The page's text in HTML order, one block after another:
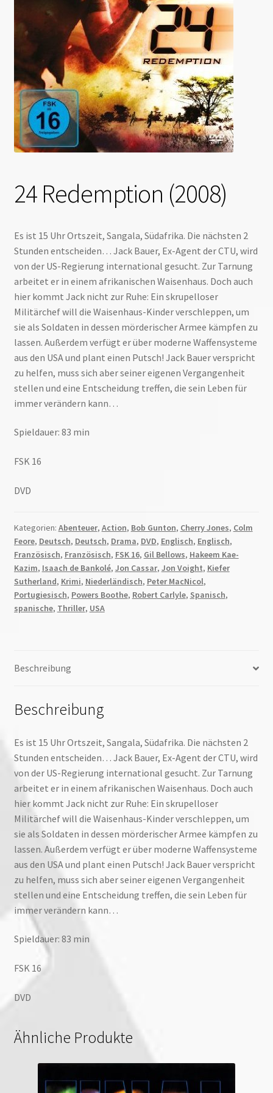
24 Redemption (2008)
Es ist 15 Uhr Ortszeit, Sangala, Südafrika. Die nächsten 2
Stunden entscheiden… Jack Bauer, Ex-Agent der CTU, wird
von der US-Regierung international gesucht. Zur Tarnung
arbeitet er in einem afrikanischen Waisenhaus. Doch auch
hier kommt Jack nicht zur Ruhe: Ein skrupelloser
Militärchef will die Waisenhaus-Kinder verschleppen, um
sie als Soldaten in dessen mörderischer Armee kämpfen zu
lassen. Außerdem verfügt er über moderne Waffensysteme
aus den USA und plant einen Putsch! Jack Bauer verspricht
zu helfen, muss sich aber seiner eigenen Vergangenheit
stellen und eine Entscheidung treffen, die sein Leben für
immer verändern kann…
Spieldauer: 83 min
FSK 16
DVD
Kategorien: Abenteuer, Action, Bob Gunton, Cherry Jones, Colm
Feore, Deutsch, Deutsch, Drama, DVD, Englisch, Englisch,
Französisch, Französisch, FSK 16, Gil Bellows, Hakeem Kae-
Kazim, Isaach de Bankolé, Jon Cassar, Jon Voight, Kiefer
Sutherland, Krimi, Niederländisch, Peter MacNicol,
Portugiesisch, Powers Boothe, Robert Carlyle, Spanisch,
spanische, Thriller, USA
Beschreibung
Beschreibung
Es ist 15 Uhr Ortszeit, Sangala, Südafrika. Die nächsten 2
Stunden entscheiden… Jack Bauer, Ex-Agent der CTU, wird
von der US-Regierung international gesucht. Zur Tarnung
arbeitet er in einem afrikanischen Waisenhaus. Doch auch
hier kommt Jack nicht zur Ruhe: Ein skrupelloser
Militärchef will die Waisenhaus-Kinder verschleppen, um
sie als Soldaten in dessen mörderischer Armee kämpfen zu
lassen. Außerdem verfügt er über moderne Waffensysteme
aus den USA und plant einen Putsch! Jack Bauer verspricht
zu helfen, muss sich aber seiner eigenen Vergangenheit
stellen und eine Entscheidung treffen, die sein Leben für
immer verändern kann…
Spieldauer: 83 min
FSK 16
DVD
Ähnliche Produkte